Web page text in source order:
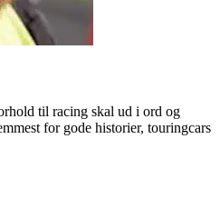
til racing skal ud i ord og
for gode historier, touringcars